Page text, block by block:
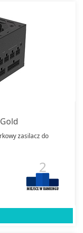
zasilacz do
2